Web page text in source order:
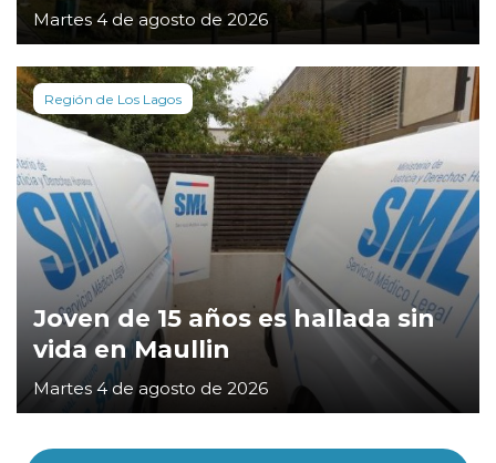
Martes 4 de agosto de 2026
Región de Los Lagos
Joven de 15 años es hallada sin
vida en Maullin
Martes 4 de agosto de 2026